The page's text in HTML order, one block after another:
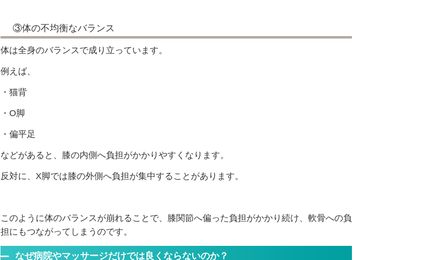
③体の不均衡なバランス
体は全身のバランスで成り立っています。
例えば、
・猫背
・O脚
・偏平足
などがあると、膝の内側へ負担がかかりやすくなります。
反対に、X脚では膝の外側へ負担が集中することがあります。
このように体のバランスが崩れることで、膝関節へ偏った負担がかかり続け、軟骨への負
担にもつながってしまうのです。
なぜ病院やマッサージだけでは良くならないのか？